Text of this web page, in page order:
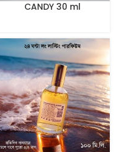
CANDY 30 ml